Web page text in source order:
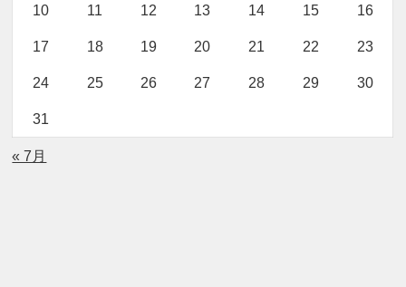
10 11 12 13 14 15 16
17 18 19 20 21 22 23
24 25 26 27 28 29 30
31
« 7月